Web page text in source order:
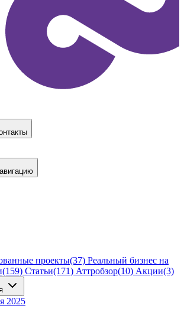
проекты(37) Реальный бизнес на
(159) Статьи(171) Аттробзор(10) Акции(3)
2025